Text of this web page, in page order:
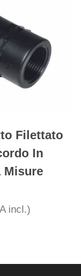
Filettato
In
Misure
incl.)